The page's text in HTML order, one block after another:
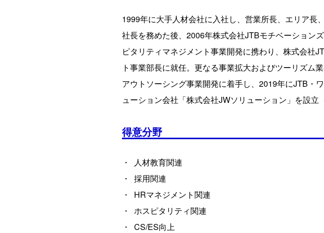
1999年に大手人材会社に入社し、営業所長、エリア
社長を務めた後、2006年株式会社JTBモチベーション
ピタリティマネジメント事業開発に携わり、株式会社
ト事業部長に就任。更なる事業拡大およびツーリズム
アウトソーシング事業開発に着手し、2019年にJTB・
ューション会社「株式会社JWソリューション」を設立
得意分野
人材教育関連
採用関連
HRマネジメント関連
ホスピタリティ関連
CS/ES向上